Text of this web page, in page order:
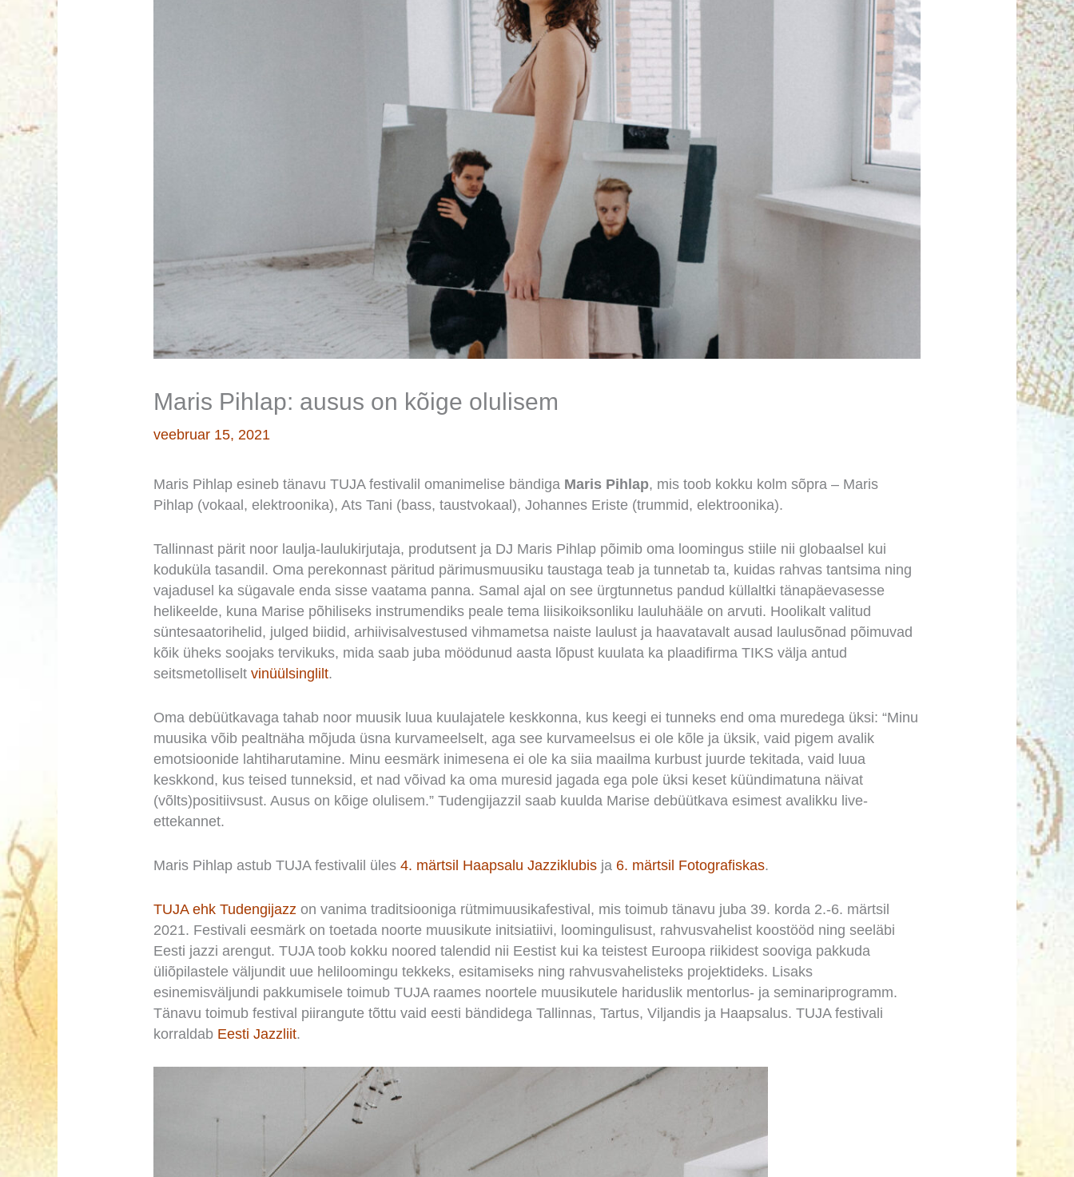
Maris Pihlap: ausus on kõige olulisem
veebruar 15, 2021
Maris Pihlap esineb tänavu TUJA festivalil omanimelise bändiga Maris Pihlap, mis toob kokku kolm sõpra – Maris
Pihlap (vokaal, elektroonika), Ats Tani (bass, taustvokaal), Johannes Eriste (trummid, elektroonika).
Tallinnast pärit noor laulja-laulukirjutaja, produtsent ja DJ Maris Pihlap põimib oma loomingus stiile nii globaalsel kui
koduküla tasandil. Oma perekonnast päritud pärimusmuusiku taustaga teab ja tunnetab ta, kuidas rahvas tantsima ning
vajadusel ka sügavale enda sisse vaatama panna. Samal ajal on see ürgtunnetus pandud küllaltki tänapäevasesse
helikeelde, kuna Marise põhiliseks instrumendiks peale tema liisikoiksonliku lauluhääle on arvuti. Hoolikalt valitud
süntesaatorihelid, julged biidid, arhiivisalvestused vihmametsa naiste laulust ja haavatavalt ausad laulusõnad põimuvad
kõik üheks soojaks tervikuks, mida saab juba möödunud aasta lõpust kuulata ka plaadifirma TIKS välja antud
seitsmetolliseltvinüülsinglilt.
Oma debüütkavaga tahab noor muusik luua kuulajatele keskkonna, kus keegi ei tunneks end oma muredega üksi: “Minu
muusika võib pealtnäha mõjuda üsna kurvameelselt, aga see kurvameelsus ei ole kõle ja üksik, vaid pigem avalik
emotsioonide lahtiharutamine. Minu eesmärk inimesena ei ole ka siia maailma kurbust juurde tekitada, vaid luua
keskkond, kus teised tunneksid, et nad võivad ka oma muresid jagada ega pole üksi keset küündimatuna näivat
(võlts)positiivsust. Ausus on kõige olulisem.” Tudengijazzil saab kuulda Marise debüütkava esimest avalikku live-
ettekannet.
Maris Pihlap astub TUJA festivalil üles4. märtsil Haapsalu Jazziklubis ja 6. märtsil Fotografiskas.
TUJA ehk Tudengijazz on vanima traditsiooniga rütmimuusikafestival, mis toimub tänavu juba 39. korda 2.-6. märtsil
2021. Festivali eesmärk on toetada noorte muusikute initsiatiivi, loomingulisust, rahvusvahelist koostööd ning seeläbi
Eesti jazzi arengut. TUJA toob kokku noored talendid nii Eestist kui ka teistest Euroopa riikidest sooviga pakkuda
üliõpilastele väljundit uue heliloomingu tekkeks, esitamiseks ning rahvusvahelisteks projektideks. Lisaks
esinemisväljundi pakkumisele toimub TUJA raames noortele muusikutele hariduslik mentorlus- ja seminariprogramm.
Tänavu toimub festival piirangute tõttu vaid eesti bändidega Tallinnas, Tartus, Viljandis ja Haapsalus. TUJA festivali
korraldab Eesti Jazzliit.